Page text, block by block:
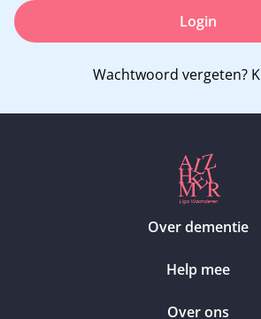
Login
Wachtwoord vergeten?
Over dementie
Help mee
Over ons